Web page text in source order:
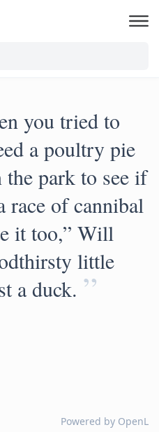
you tried to
a poultry pie
park to see if
race of cannibal
it too,” Will
little
a duck. ”
Powered by OpenL